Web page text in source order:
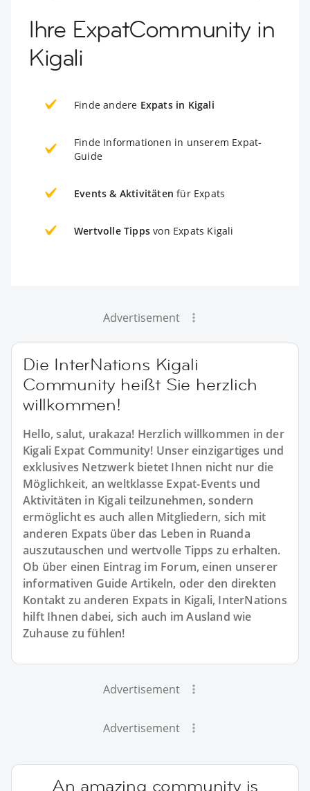
Ihre ExpatCommunity in
Kigali
Finde andere Expats in Kigali
Finde Informationen in unserem Expat-
Guide
Events & Aktivitäten für Expats
Wertvolle Tipps von Expats Kigali
Advertisement
Die InterNations Kigali
Community heißt Sie herzlich
willkommen!
Hello, salut, urakaza! Herzlich willkommen in der
Kigali Expat Community! Unser einzigartiges und
exklusives Netzwerk bietet Ihnen nicht nur die
Möglichkeit, an weltklasse Expat-Events und
Aktivitäten in Kigali teilzunehmen, sondern
ermöglicht es auch allen Mitgliedern, sich mit
anderen Expats über das Leben in Ruanda
auszutauschen und wertvolle Tipps zu erhalten.
Ob über einen Eintrag im Forum, einen unserer
informativen Guide Artikeln, oder den direkten
Kontakt zu anderen Expats in Kigali, InterNations
hilft Ihnen dabei, sich auch im Ausland wie
Zuhause zu fühlen!
Advertisement
Advertisement
An amazing community is